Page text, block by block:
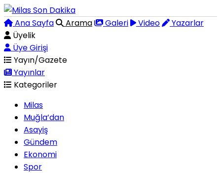
Ana Sayfa Arama Galeri Video
Yazarlar
Üyelik
Üye Girişi
Yayın/Gazete
Yayınlar
Kategoriler
Milas
Muğla’dan
Asayiş
Gündem
Ekonomi
Spor